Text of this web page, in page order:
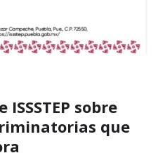
sobre
que